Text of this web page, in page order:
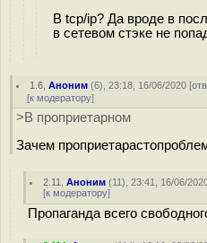
В tcp/ip? Да вроде в
в сетевом стэке не
1.6 ,Аноним (6), 23:18, 16/06/2020 [
[к модератору]
>В проприетарном
Зачем
2.11 ,Аноним (11), 23:41, 16/06/
[к модератору]
Пропаганда всего